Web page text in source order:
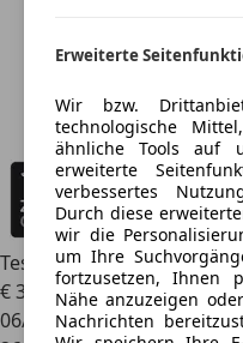
Erweiterte
Wir bzw.
technologische
ähnliche Tools auf
erweiterte
verbessertes
Durch diese
wir die
um Ihre
fortzusetzen, Ihnen
Nähe anzuzeigen
Nachrichten
Tesla Model 3Rear-Wheel
€ 30.100
06/2023